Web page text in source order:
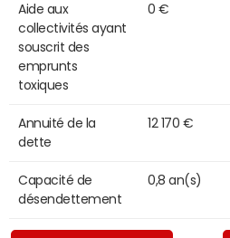
Aide aux
collectivités ayant
souscrit des
emprunts
toxiques
0 €
Annuité de la
dette
12 170 €
Capacité de
désendettement
0,8 an(s)